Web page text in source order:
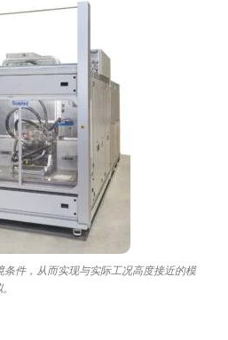
件，从而实现与实际工况高度接近的模